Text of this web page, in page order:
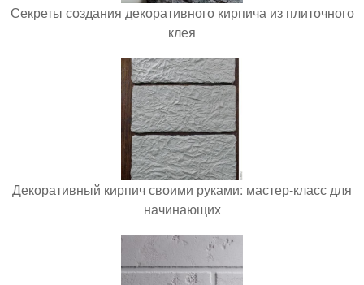
Секреты создания декоративного кирпича из плиточного
клея
Декоративный кирпич своими руками: мастер-класс для
начинающих